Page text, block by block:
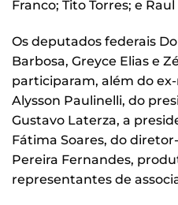
Franco; Tito Torres; e
Os deputados federais
Barbosa, Greyce Elias e
participaram, além do
Alysson Paulinelli, do
Gustavo Laterza, a
Fátima Soares, do
Pereira Fernandes,
representantes de